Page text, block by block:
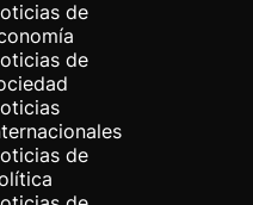
de
de
de